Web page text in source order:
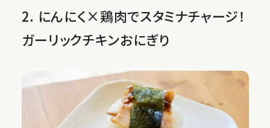
2. にんにく×鶏肉でスタミナチャージ！
ガーリックチキンおにぎり